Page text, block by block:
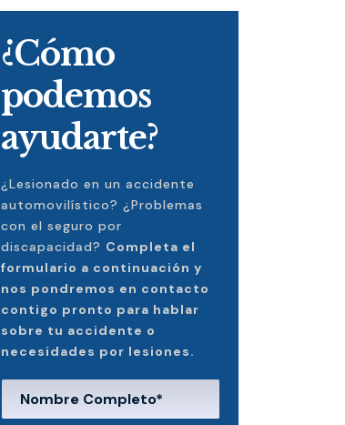
¿Cómo
podemos
ayudarte?
¿Lesionado en un accidente
automovilístico? ¿Problemas
con el seguro por
discapacidad? Completa el
formulario a continuación y
nos pondremos en contacto
contigo pronto para hablar
sobre tu accidente o
necesidades por lesiones.